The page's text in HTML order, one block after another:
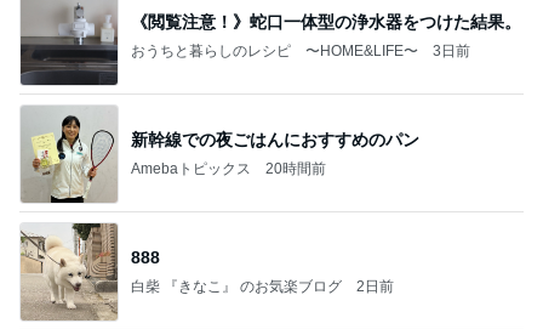
《閲覧注意！》蛇口一体型の浄水器をつけた結果。
おうちと暮らしのレシピ 〜HOME&LIFE〜 3日前
新幹線での夜ごはんにおすすめのパン
Amebaトピックス 20時間前
888
白柴 『きなこ』 のお気楽ブログ 2日前